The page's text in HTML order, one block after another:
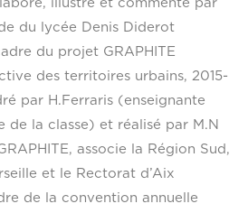
illustré et commenté par
du lycée Denis Diderot
du projet GRAPHITE
des territoires urbains, 2015-
par H.Ferraris (enseignante
de la classe) et réalisé par M.N
associe la Région Sud,
et le Rectorat d’Aix
de la convention annuelle